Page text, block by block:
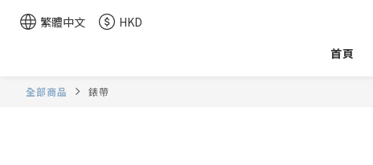
繁體中文 HKD
首頁
全部商品 錶帶